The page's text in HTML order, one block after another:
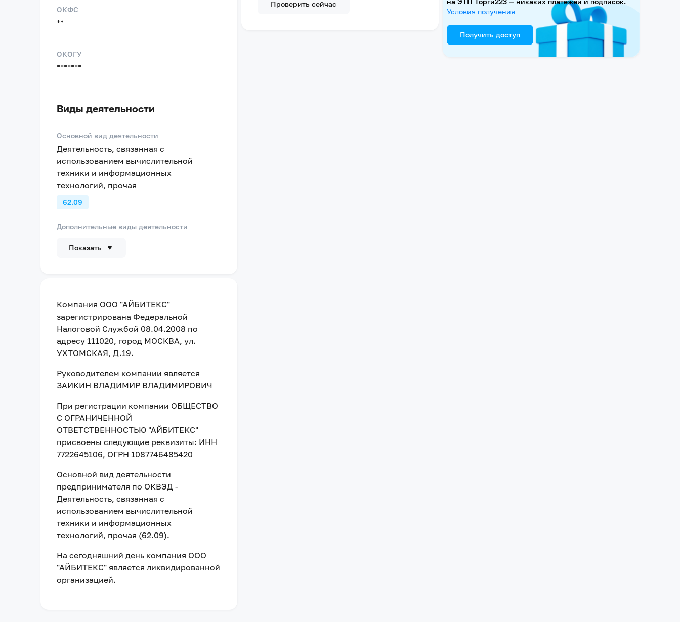
ОКФС
**
ОКОГУ
*******
Виды деятельности
Основной вид деятельности
Деятельность, связанная с
использованием вычислительной
техники и информационных
технологий, прочая
62.09
Дополнительные виды деятельности
Показать
Компания ООО "АЙБИТЕКС"
зарегистрирована Федеральной
Налоговой Службой 08.04.2008 по
адресу 111020, город МОСКВА, ул.
УХТОМСКАЯ, Д.19.
Руководителем компании является
ЗАИКИН ВЛАДИМИР ВЛАДИМИРОВИЧ
При регистрации компании ОБЩЕСТВО
С ОГРАНИЧЕННОЙ
ОТВЕТСТВЕННОСТЬЮ "АЙБИТЕКС"
присвоены следующие реквизиты: ИНН
7722645106, ОГРН 1087746485420
Основной вид деятельности
предпринимателя по ОКВЭД -
Деятельность, связанная с
использованием вычислительной
техники и информационных
технологий, прочая (62.09).
На сегодняшний день компания ООО
"АЙБИТЕКС" является ликвидированной
организацией.
Проверить сейчас
Условия получения
Получить доступ